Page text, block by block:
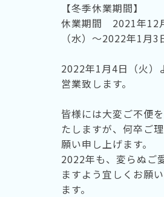
【冬季休業期間】
休業期間 2021年12
（水）～2022年1月3
2022年1月4日（火）
営業致します。
皆様には大変ご不便
たしますが、何卒ご
願い申し上げます。
2022年も、変らぬご
ますよう宜しくお願
ます。